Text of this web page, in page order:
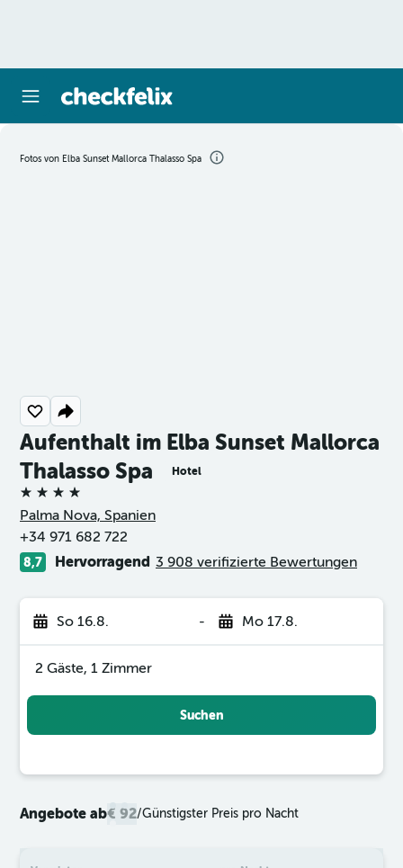
Aufenthalt im Elba Sunset Mallorca
Thalasso Spa
Hotel
4 Sterne
Palma Nova, Spanien
+34 971 682 722
8,7 Hervorragend 3 908 verifizierte Bewertungen
So 16.8. - Mo 17.8.
2 Gäste, 1 Zimmer
Suchen
Angebote ab€ 92/Günstigster Preis pro Nacht
Fotos von Elba Sunset Mallorca Thalasso Spa